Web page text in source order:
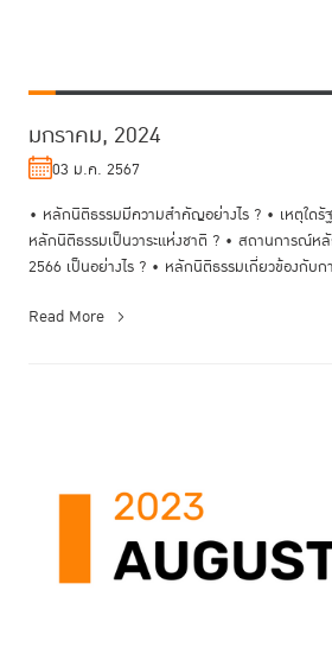
มกราคม, 2024
03 ม.ค. 2567
• หลักนิติธรรมมีความสำคัญอย่างไร ? • เหตุใด
หลักนิติธรรมเป็นวาระแห่งชาติ ? • สถานการณ์หลั
2566 เป็นอย่างไร ? • หลักนิติธรรมเกี่ยวข้องกับ
Read More